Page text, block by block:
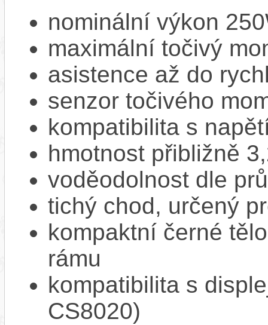
nominální výkon
maximální točivý
asistence až do
senzor točivého
kompatibilita s
hmotnost přibližně
voděodolnost dle
tichý chod, určený
kompaktní černé
rámu
kompatibilita s
CS8020)